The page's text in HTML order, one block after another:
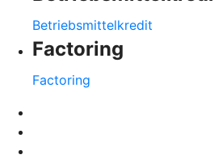
Betriebsmittelkredit
Factoring
Factoring